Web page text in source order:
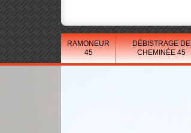
RAMONEUR
45
DÉBISTRAGE DE
CHEMINÉE 45